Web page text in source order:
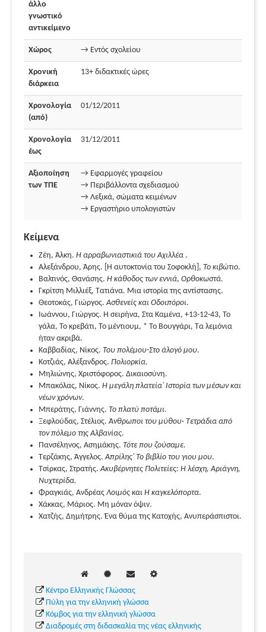
άλλο
γνωστικό
αντικείμενο
Χώρος → Εντός σχολείου
Χρονική
διάρκεια
13+ διδακτικές ώρες
Χρονολογία
(από)
01/12/2011
Χρονολογία
έως
31/12/2011
Αξιοποίηση
των ΤΠΕ
→ Εφαρμογές γραφείου
→ Περιβάλλοντα σχεδιασμού
→ Λεξικά, σώματα κειμένων
→ Εργαστήριο υπολογιστών
Κείμενα
Ζέη, Άλκη. Η αρραβωνιαστικιά του Αχιλλέα .
Αλεξάνδρου, Άρης. [Η αυτοκτονία του Σοφοκλή], Το κιβώτιο.
Βαλτινός, Θανάσης. Η κάθοδος των εννιά, Ορθοκωστά.
Γκρίτση Μιλλιέξ, Τατιάνα. Μια ιστορία της αντίστασης.
Θεοτοκάς, Γιώργος.Ασθενείς και Οδοιπόροι.
Ιωάννου, Γιώργος. Η σειρήνα, Στα Καμένα, +13-12-43, Το
γάλα, Το κρεβάτι, Το μέντιουμ, * Το Βουγγάρι, Τα λεμόνια
ήταν ακριβά.
Καββαδίας, Νίκος. Του πολέμου-Στο άλογό μου.
Κοτζιάς, Αλέξανδρος. Πολιορκία.
Μηλιώνης, Χριστόφορος. Δικαιοσύνη.
Μπακόλας, Νίκος. Η μεγάλη πλατεία˙ Ιστορία των μέσων και
νέων χρόνων.
Μπεράτης, Γιάννης. Το πλατύ ποτάμι.
Ξεφλούδας, Στέλιος.Άνθρωποι του μύθου· Τετράδια από
τον πόλεμο της Αλβανίας.
Πανσέληνος, Ασημάκης. Τότε που ζούσαμε.
Τερζάκης, Άγγελος.Απρίλης˙ Το βιβλίο του γιου μου.
Τσίρκας, Στρατής.Ακυβέρνητες Πολιτείες: Η λέσχη, Αριάγνη,
Νυχτερίδα.
Φραγκιάς, Ανδρέας Λοιμός και Η καγκελόπορτα.
Χάκκας, Μάριος. Μη μόναν όψιν.
Χατζής, Δημήτρης. Ένα θύμα της Κατοχής, Ανυπεράσπιστοι.
Κέντρο Ελληνικής Γλώσσας
Πύλη για την ελληνική γλώσσα
Κόμβος για την ελληνική γλώσσα
Διαδρομές στη διδασκαλία της νέας ελληνικής